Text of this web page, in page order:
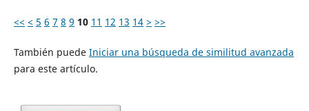
<< < 5 6 7 8 9 10 11 12 13 14 > >>
También puede Iniciar una búsqueda de similitud avanzada
para este artículo.